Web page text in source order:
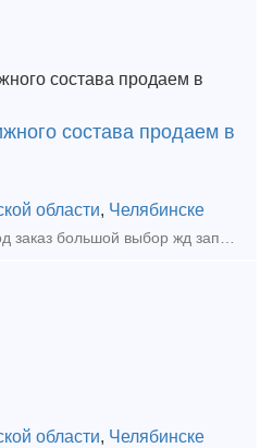
состава продаем в
области, Челябинске
В наличии на складе и под заказ большой выбор жд запчастей: Турбокомпрессор ТК-18, ТК-23, ТК-30 Компрессор КТ-6, КТ-7, ВУ-3,5/10, ВВ-0,8/8 Блок дизеля Д50 Поршень Д50, Д49, 6ЧН21/2
области, Челябинске